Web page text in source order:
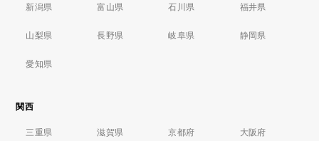
新潟県 富山県 石川県 福井県
山梨県 長野県 岐阜県 静岡県
愛知県
関西
三重県 滋賀県 京都府 大阪府